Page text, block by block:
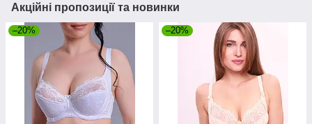
Акційні пропозиції та новинки
–20% –20%